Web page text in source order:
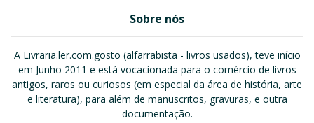
Sobre nós
A Livraria.ler.com.gosto (alfarrabista - livros usados), teve início
em Junho 2011 e está vocacionada para o comércio de livros
antigos, raros ou curiosos (em especial da área de história, arte
e literatura), para além de manuscritos, gravuras, e outra
documentação.